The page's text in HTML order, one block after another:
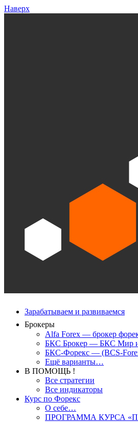
Наверх
Зарабатываем и развиваемся
Брокеры
Alfa Forex — брокер
БКС Брокер — БКС Мир
БКС-Форекс — (BCS-
Ещё варианты…
В ПОМОЩЬ !
Все стратегии
Все индикаторы
Курс по Форекс
О себе…
ПРОГРАММА КУРСА